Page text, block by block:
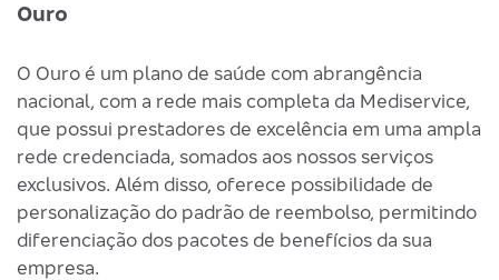
Ouro
O Ouro é um plano de saúde com abrangência
nacional, com a rede mais completa da Mediservice,
que possui prestadores de excelência em uma ampla
rede credenciada, somados aos nossos serviços
exclusivos. Além disso, oferece possibilidade de
personalização do padrão de reembolso, permitindo
diferenciação dos pacotes de benefícios da sua
empresa.